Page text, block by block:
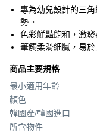
專為幼兒設計的三
勢。
色彩鮮豔飽和，激
筆觸柔滑細膩，易
商品主要規格
最小適用年齡
顏色
韓國產/韓國進口
所含物件